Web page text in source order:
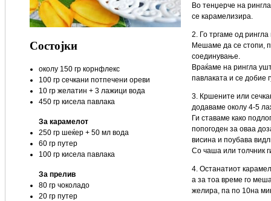
Состојки
околу 150 гр корнфлекс
100 гр сечкани потпечени ореви
10 гр желатин + 3 лажици вода
450 гр кисела павлака
За карамелот
250 гр шеќер + 50 мл вода
60 гр путер
100 гр кисела павлака
За прелив
80 гр чоколадо
20 гр путер
Во тенџерче на
се карамелизира.
2. Го тргаме од
Мешаме да се стопи,
соединување.
Враќаме на рингла
павлаката и се добие
3. Кршените или
додаваме околу 4-5
Ги ставаме како
попогоден за оваа
висина и поубава
Со чаша или толчник
4. Останатиот
а за тоа време го
желира, па по 10на